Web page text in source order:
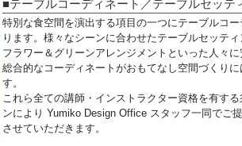
■テーブルコーディネート／テーブルセッテ
特別な食空間を演出する項目の一つにテーブルコ
ります。様々なシーンに合わせたテーブルセッティ
フラワー＆グリーンアレンジメントといった人々
総合的なコーディネートがおもてなし空間づくりに
す。
これら全ての講師・インストラクター資格を有す
ンにより Yumiko Design Office スタッフ一同でご
させていただきます。